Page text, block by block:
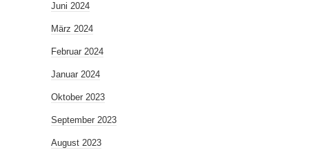
Juni 2024
März 2024
Februar 2024
Januar 2024
Oktober 2023
September 2023
August 2023